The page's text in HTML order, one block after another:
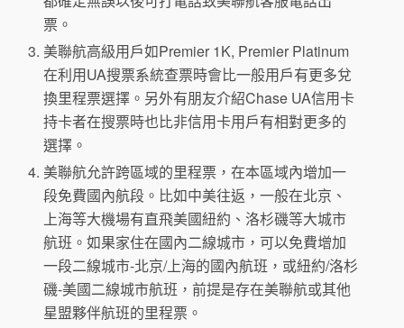
票。
美聯航高級用戶如Premier 1K, Premier Platinum
在利用UA搜票系統查票時會比一般用戶有更多兌
換里程票選擇。另外有朋友介紹Chase UA信用卡
持卡者在搜票時也比非信用卡用戶有相對更多的
選擇。
美聯航允許跨區域的里程票，在本區域內增加一
段免費國內航段。比如中美往返，一般在北京、
上海等大機場有直飛美國紐約、洛杉磯等大城市
航班。如果家住在國內二線城市，可以免費增加
一段二線城市-北京/上海的國內航班，或紐約/洛杉
磯-美國二線城市航班，前提是存在美聯航或其他
星盟夥伴航班的里程票。